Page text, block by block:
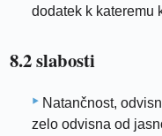
dodatek k kateremu
8.2 slabosti
Natančnost,
zelo odvisna od